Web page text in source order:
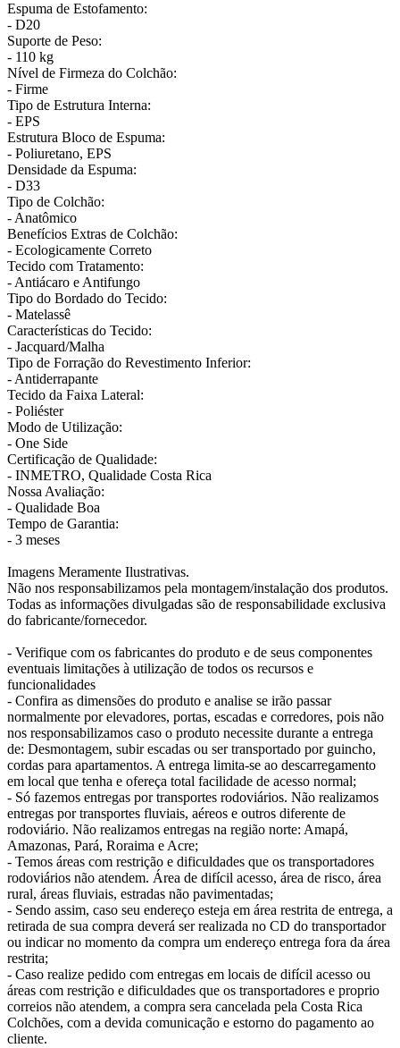
Espuma de Estofamento:
- D20
Suporte de Peso:
- 110 kg
Nível de Firmeza do Colchão:
- Firme
Tipo de Estrutura Interna:
- EPS
Estrutura Bloco de Espuma:
- Poliuretano, EPS
Densidade da Espuma:
- D33
Tipo de Colchão:
- Anatômico
Benefícios Extras de Colchão:
- Ecologicamente Correto
Tecido com Tratamento:
- Antiácaro e Antifungo
Tipo do Bordado do Tecido:
- Matelassê
Características do Tecido:
- Jacquard/Malha
Tipo de Forração do Revestimento Inferior:
- Antiderrapante
Tecido da Faixa Lateral:
- Poliéster
Modo de Utilização:
- One Side
Certificação de Qualidade:
- INMETRO, Qualidade Costa Rica
Nossa Avaliação:
- Qualidade Boa
Tempo de Garantia:
- 3 meses
Imagens Meramente Ilustrativas.
Não nos responsabilizamos pela montagem/instalação dos produtos.
Todas as informações divulgadas são de responsabilidade exclusiva
do fabricante/fornecedor.
- Verifique com os fabricantes do produto e de seus componentes
eventuais limitações à utilização de todos os recursos e
funcionalidades
- Confira as dimensões do produto e analise se irão passar
normalmente por elevadores, portas, escadas e corredores, pois não
nos responsabilizamos caso o produto necessite durante a entrega
de: Desmontagem, subir escadas ou ser transportado por guincho,
cordas para apartamentos. A entrega limita-se ao descarregamento
em local que tenha e ofereça total facilidade de acesso normal;
- Só fazemos entregas por transportes rodoviários. Não realizamos
entregas por transportes fluviais, aéreos e outros diferente de
rodoviário. Não realizamos entregas na região norte: Amapá,
Amazonas, Pará, Roraima e Acre;
- Temos áreas com restrição e dificuldades que os transportadores
rodoviários não atendem. Área de difícil acesso, área de risco, área
rural, áreas fluviais, estradas não pavimentadas;
- Sendo assim, caso seu endereço esteja em área restrita de entrega, a
retirada de sua compra deverá ser realizada no CD do transportador
ou indicar no momento da compra um endereço entrega fora da área
restrita;
- Caso realize pedido com entregas em locais de difícil acesso ou
áreas com restrição e dificuldades que os transportadores e proprio
correios não atendem, a compra sera cancelada pela Costa Rica
Colchões, com a devida comunicação e estorno do pagamento ao
cliente.